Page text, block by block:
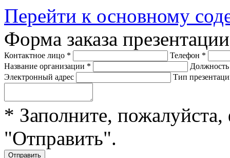
Перейти к основному
Форма заказа
Контактное лицо * Телефон *
Название организации *
Электронный адрес
Тип
* Заполните,
"Отправить".